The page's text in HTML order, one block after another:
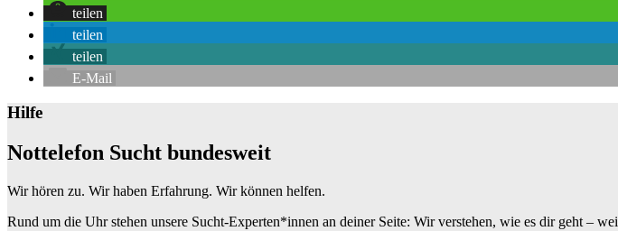
teilen
teilen
teilen
E-Mail
Hilfe
Nottelefon Sucht bundesweit
Wir hören zu. Wir haben Erfahrung. Wir können helfen.
Rund um die Uhr stehen unsere Sucht-Experten*innen an deiner Seite: Wir verstehen, wie es dir geht –